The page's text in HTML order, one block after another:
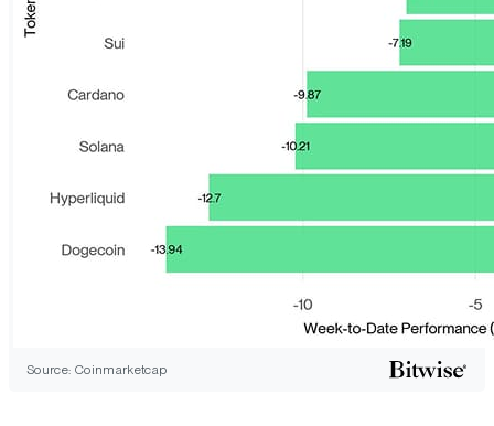
Source: Coinmarketcap